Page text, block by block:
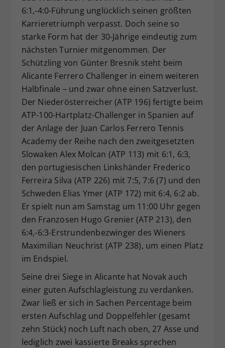
6:1,-4:0-Führung unglücklich seinen größten
Karrieretriumph verpasst. Doch seine so
starke Form hat der 30-Jährige eindeutig zum
nächsten Turnier mitgenommen. Der
Schützling von Günter Bresnik steht beim
Alicante Ferrero Challenger in einem weiteren
Halbfinale – und zwar ohne einen Satzverlust.
Der Niederösterreicher (ATP 196) fertigte beim
ATP-100-Hartplatz-Challenger in Spanien auf
der Anlage der Juan Carlos Ferrero Tennis
Academy der Reihe nach den zweitgesetzten
Slowaken Alex Molcan (ATP 113) mit 6:1, 6:3,
den portugiesischen Linkshänder Frederico
Ferreira Silva (ATP 226) mit 7:5, 7:6 (7) und den
Schweden Elias Ymer (ATP 172) mit 6:4, 6:2 ab.
Er spielt nun am Samstag um 11:00 Uhr gegen
den Franzosen Hugo Grenier (ATP 213), den
6:4,-6:3-Erstrundenbezwinger des Wieners
Maximilian Neuchrist (ATP 238), um einen Platz
im Endspiel.
Seine drei Siege in Alicante hat Novak auch
einer guten Aufschlagleistung zu verdanken.
Zwar ließ er sich in Sachen Percentage beim
ersten Aufschlag und Doppelfehler (gesamt
zehn Stück) noch Luft nach oben, 27 Asse und
lediglich zwei kassierte Breaks sprechen
Zweck
Dieser Wert speichert Ihre Consent-
Einstellungen. Unter anderem eine
zufällig generierte ID, für die
historische Speicherung Ihrer
vorgenommen Einstellungen, falls der
Webseiten-Betreiber dies eingestellt
hat.